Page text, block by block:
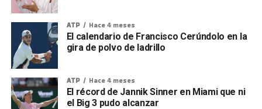
ATP Hace 4 meses
El calendario de Francisco Cerúndolo en la
gira de polvo de ladrillo
ATP Hace 4 meses
El récord de Jannik Sinner en Miami que ni
el Big 3 pudo alcanzar